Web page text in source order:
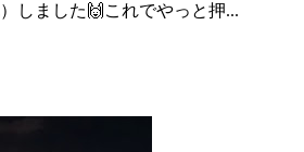
しました🙌これでやっと押...